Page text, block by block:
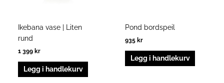
Ikebana vase | Liten
rund
1 399 kr
Legg i handlekurv
Pond bordspeil
935 kr
Legg i handlekurv